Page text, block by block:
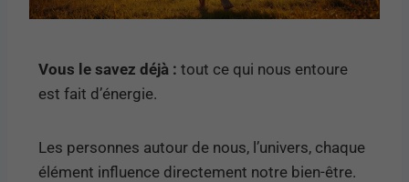
Vous le savez déjà : tout ce qui nous entoure
est fait d’énergie.
Les personnes autour de nous, l’univers, chaque
élément influence directement notre bien-être.